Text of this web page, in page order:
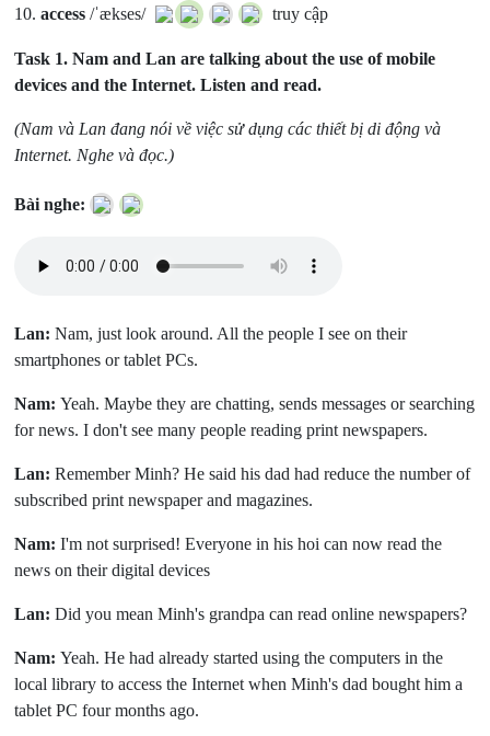
10.access /ˈækses/ truy cập
Task 1.Nam and Lan are talking about the use of mobile
devices and the Internet. Listen and read.
(Nam và Lan đang nói về việc sử dụng các thiết bị di động và
Internet. Nghe và đọc.)
Bài nghe:
Lan: Nam, just look around. All the people I see on their
smartphones or tablet PCs.
Nam: Yeah. Maybe they are chatting, sends messages or searching
for news. I don't see many people reading print newspapers.
Lan: Remember Minh? He said his dad had reduce the number of
subscribed print newspaper and magazines.
Nam: I'm not surprised! Everyone in his hoi can now read the
news on their digital devices
Lan: Did you mean Minh's grandpa can read online newspapers?
Nam: Yeah. He had already started using the computers in the
local library to access the Internet when Minh's dad bought him a
tablet PC four months ago.